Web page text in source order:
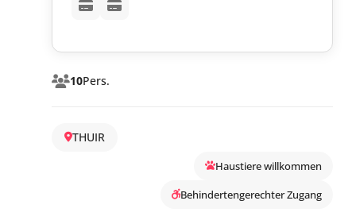
10Pers.
THUIR
Haustiere willkommen
Behindertengerechter Zugang